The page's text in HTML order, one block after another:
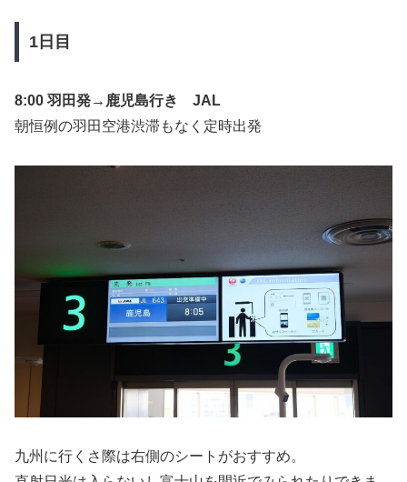
1日目
8:00 羽田発→鹿児島行き JAL
朝恒例の羽田空港渋滞もなく定時出発
九州に行くさ際は右側のシートがおすすめ。